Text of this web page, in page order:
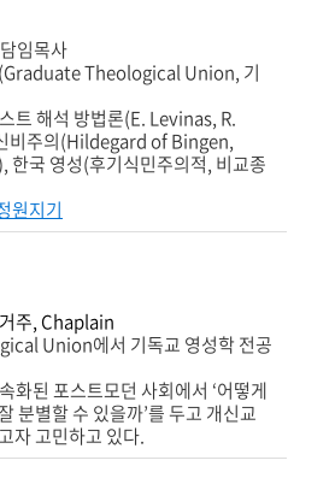
임목사
Theological Union, 기
트 해석 방법론(E. Levinas, R.
비주의(Hildegard of Bingen,
한국 영성(후기식민주의적, 비교종
원지기
주, Chaplain
Union에서 기독교 영성학 전공
화된 포스트모던 사회에서 ‘어떻게
분별할 수 있을까’를 두고 개신교
자 고민하고 있다.